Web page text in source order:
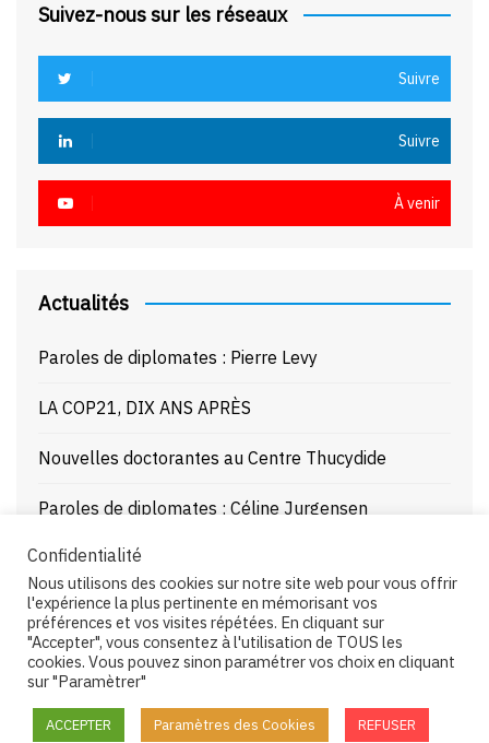
Suivez-nous sur les réseaux
Suivre
Suivre
À venir
Actualités
Paroles de diplomates : Pierre Levy
LA COP21, DIX ANS APRÈS
Nouvelles doctorantes au Centre Thucydide
Paroles de diplomates : Céline Jurgensen
Journée d’étude : La Mer Noire enjeux stratégiques
et juridiques – 21/10/25
Copyright © 2026 Centre Thucydide. All rights reserved.
Confidentialité
Nous utilisons des cookies sur notre site web pour vous offrir
l'expérience la plus pertinente en mémorisant vos
préférences et vos visites répétées. En cliquant sur
"Accepter", vous consentez à l'utilisation de TOUS les
cookies. Vous pouvez sinon paramétrer vos choix en cliquant
sur "Paramètrer"
ACCEPTER Paramètres des Cookies REFUSER